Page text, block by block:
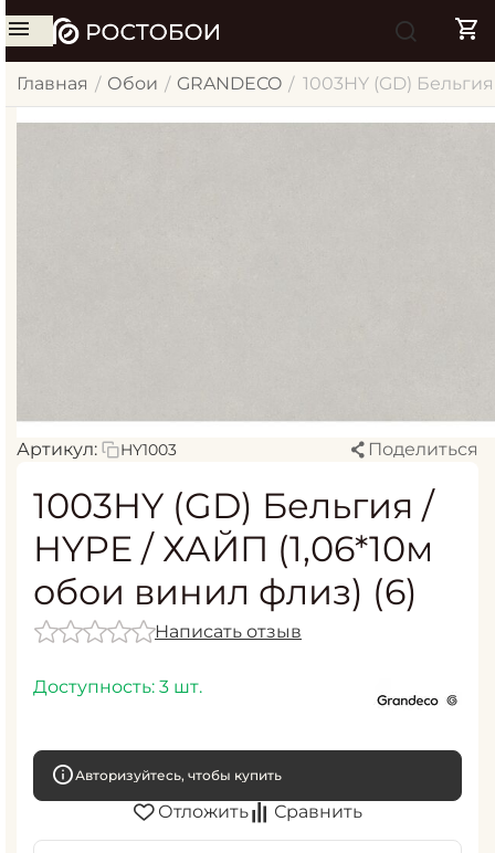
Главная / Обои / GRANDECO / 1003HY (GD)
Артикул: HY1003 Поделиться
1003HY (GD) Бельгия /
HYPE / ХАЙП (1,06*10м
обои винил флиз) (6)
Написать отзыв
Доступность: 3 шт.
Авторизуйтесь, чтобы купить
Отложить Сравнить